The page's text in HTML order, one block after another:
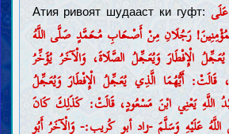
Атия ривоят шудааст ки гуфт:
رَجُلَانِ مِنْ أَصْحَابِ مُحَمَّدٍ صَلَّى اللَّهُ
الْإِفْطَارَ وَيُعَجِّلُ الصَّلَاةَ، وَالْآخَرُ يُؤَخِّرُ
قَالَتْ: أَيُّهُمَا الَّذِي يُعَجِّلُ الْإِفْطَارَ وَيُعَجِّلُ
اللَّهِ يَعْنِي ابْنَ مَسْعُودٍ، قَالَتْ: كَذَلِكَ كَانَ
عَلَيْهِ وَسَلَّمَ -زاد أبو كُريب:- وَالْآخَرُ أَبُو
Муқаддамот
Ақл